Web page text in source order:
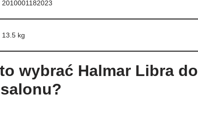
2010001182023
13.5 kg
wybrać Halmar Libra do